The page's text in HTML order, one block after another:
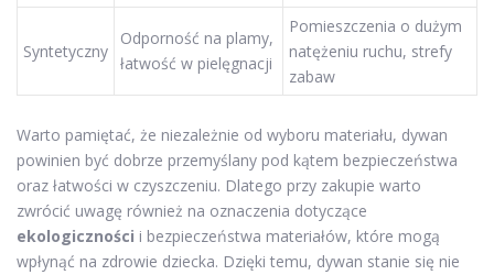
Syntetyczny
Odporność na plamy,
łatwość w pielęgnacji
Pomieszczenia o dużym
natężeniu ruchu, strefy
zabaw
Warto pamiętać, że niezależnie od wyboru materiału, dywan
powinien być dobrze przemyślany pod kątem bezpieczeństwa
oraz łatwości w czyszczeniu. Dlatego przy zakupie warto
zwrócić uwagę również na oznaczenia dotyczące
ekologiczności i bezpieczeństwa materiałów, które mogą
wpłynąć na zdrowie dziecka. Dzięki temu, dywan stanie się nie